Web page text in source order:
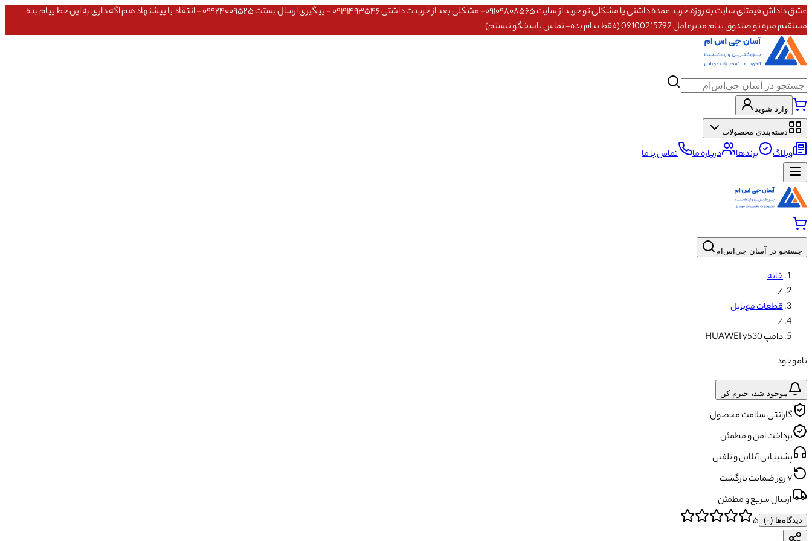
عشق داداش قیمتای سایت به روزه،خرید عمده داشتی یا مشکلی تو خرید از سایت ۰۹۱۰۹۸۰۸۵۶۵- مشکلی بعد از خریدت داشتی ۰۹۱۹۱۴۹۳۵۴۶ - پیگیری ارسال بستت ۰۹۹۲۴۰۰۹۵۲۵ - انتقاد یا پیشنهاد هم اگه داری به این خط پیام بده
مستقیم میره تو صندوق پیام مدیرعامل 09100215792 (فقط پیام بده- تماس پاسخگو نیستم)
وارد شوید
دسته‌بندی محصولات
وبلاگ برندها درباره ما تماس با ما
جستجو در آسان جی‌اس‌ام
خانه
/
قطعات موبایل
/
دامپ HUAWEI y530
ناموجود
موجود شد، خبرم کن
گارانتی سلامت محصول
پرداخت امن و مطمئن
پشتیبانی آنلاین و تلفنی
۷ روز ضمانت بازگشت
ارسال سریع و مطمئن
دیدگاه‌ها (۰) ۵